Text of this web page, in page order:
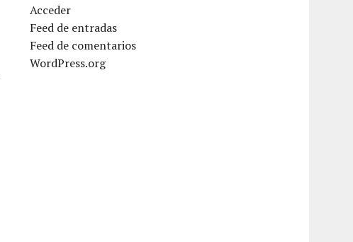
Acceder
Feed de entradas
Feed de comentarios
WordPress.org